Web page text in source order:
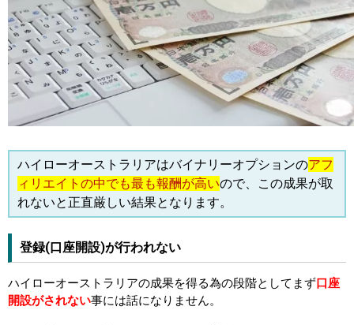
ハイローオーストラリアはバイナリーオプションのアフ
ィリエイトの中でも最も報酬が高いので、この成果が取
れないと正直厳しい結果となります。
登録(口座開設)が行われない
ハイローオーストラリアの成果を得る為の段階としてまず口座
開設がされない事には話になりません。